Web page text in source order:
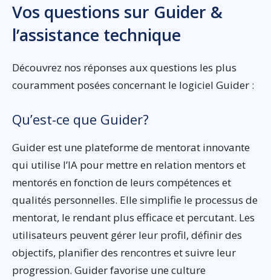
Vos questions sur Guider &
l’assistance technique
Découvrez nos réponses aux questions les plus
couramment posées concernant le logiciel Guider :
Qu’est-ce que Guider?
Guider est une plateforme de mentorat innovante
qui utilise l’IA pour mettre en relation mentors et
mentorés en fonction de leurs compétences et
qualités personnelles. Elle simplifie le processus de
mentorat, le rendant plus efficace et percutant. Les
utilisateurs peuvent gérer leur profil, définir des
objectifs, planifier des rencontres et suivre leur
progression. Guider favorise une culture